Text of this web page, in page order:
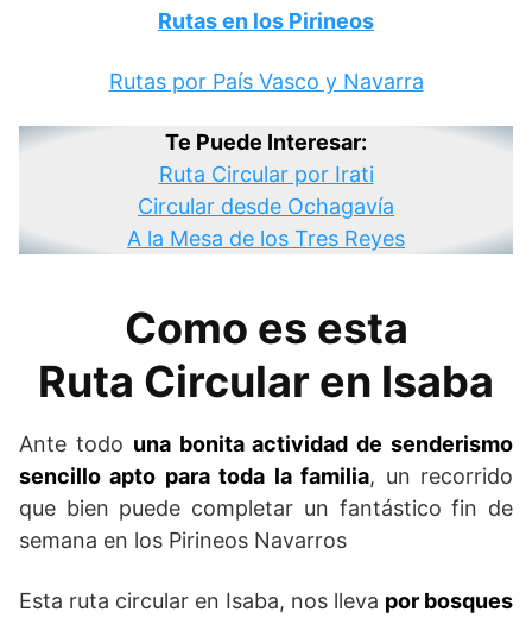
Rutas en los Pirineos
Rutas por País Vasco y Navarra
Te Puede Interesar:
Ruta Circular por Irati
Circular desde Ochagavía
A la Mesa de los Tres Reyes
Como es esta
Ruta Circular en Isaba
Ante todo una bonita actividad de senderismo
sencillo apto para toda la familia, un recorrido
que bien puede completar un fantástico fin de
semana en los Pirineos Navarros
Esta ruta circular en Isaba, nos lleva por bosques